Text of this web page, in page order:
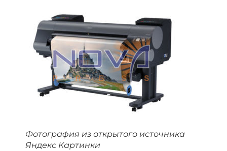
Фотография из открытого источника
Яндекс Картинки